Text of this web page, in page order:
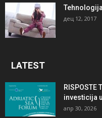
дец 12, 2017
LATEST
RISPOSTE
investicija
апр 30, 2026